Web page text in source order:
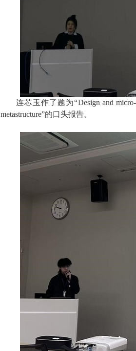
连芯玉作了题为“Design and
metastructure”的口头报告。